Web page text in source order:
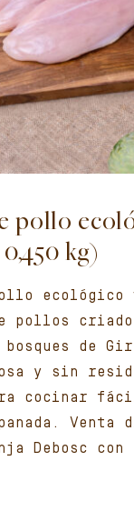
pollo
kg)
ecológico
pollos
de
y sin
cocinar
Venta
Debosc con